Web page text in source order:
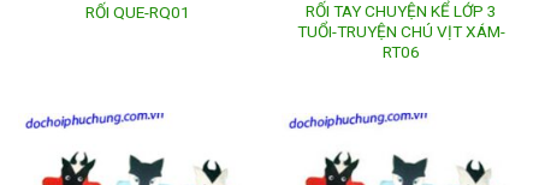
RỐI QUE-RQ01
RỐI TAY CHUYỆN KỂ LỚP 3
TUỔI-TRUYỆN CHÚ VỊT XÁM-
RT06